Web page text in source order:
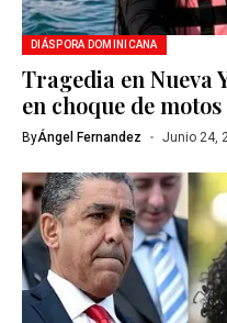
DIÁSPORA DOMINICANA
Tragedia en Nueva
en choque de
ByÁngel Fernandez Junio 24,